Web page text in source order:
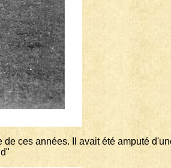
ces années. Il avait été amputé